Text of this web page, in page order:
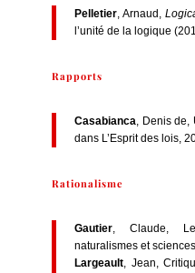
Pelletier, Arnaud,
l’unité de la logique
Rapports
Casabianca, Denis de,
dans L’Esprit des lois,
Rationalisme
Gautier, Claude,
naturalismes et
Largeault, Jean,